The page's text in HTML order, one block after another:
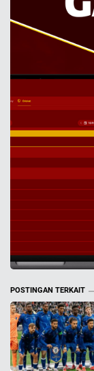
POSTINGAN TERKAIT